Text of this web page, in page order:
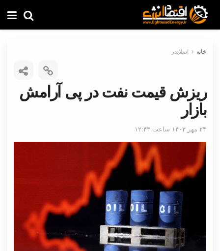
خانه اسلایدر
ریزش قیمت نفت در پی آرامش
بازار
۲۴ مهر ۱۴۰۳ ساعت ۱۲:۴۳